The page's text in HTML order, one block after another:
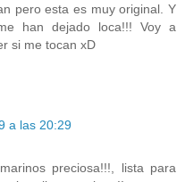
pero esta es muy original. Y
han dejado loca!!! Voy a
si me tocan xD
a las 20:29
preciosa!!!, lista para